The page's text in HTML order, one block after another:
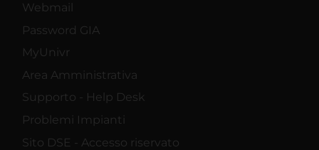
Webmail
Password GIA
MyUnivr
Area Amministrativa
Supporto - Help Desk
Problemi Impianti
Sito DSE - Accesso riservato